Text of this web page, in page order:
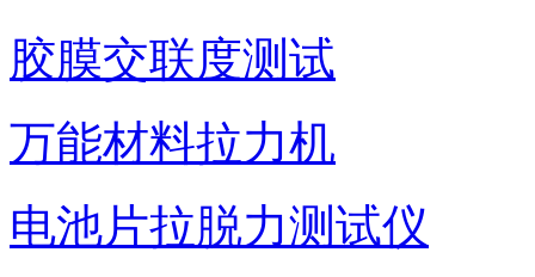
胶膜交联度测试
万能材料拉力机
电池片拉脱力测试仪